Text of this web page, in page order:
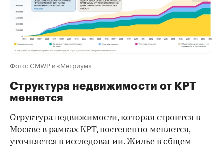
Фото: CMWP и «Метриум»
Структура недвижимости от КРТ
меняется
Структура недвижимости, которая строится в
Москве в рамках КРТ, постепенно меняется,
уточняется в исследовании. Жилье в общем